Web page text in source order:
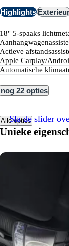
Highlights
18" 5-spaaks
Actieve
Apple Carplay/
Automatische
nog 22 opties
Alle opties
Unieke
Sla de slider